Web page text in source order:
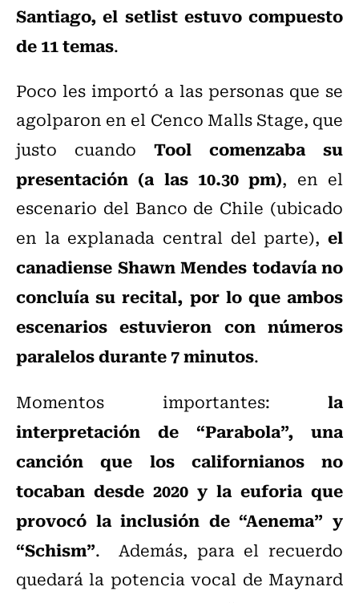
Santiago, el setlist estuvo compuesto
de 11 temas.
Poco les importó a las personas que se
agolparon en el Cenco Malls Stage, que
justo cuando Tool comenzaba su
presentación (a las 10.30 pm), en el
escenario del Banco de Chile (ubicado
en la explanada central del parte), el
canadiense Shawn Mendes todavía no
concluía su recital, por lo que ambos
escenarios estuvieron con números
paralelos durante 7 minutos.
Momentos importantes: la
interpretación de “Parabola”, una
canción que los californianos no
tocaban desde 2020 y la euforia que
provocó la inclusión de “Aenema” y
“Schism”. Además, para el recuerdo
quedará la potencia vocal de Maynard